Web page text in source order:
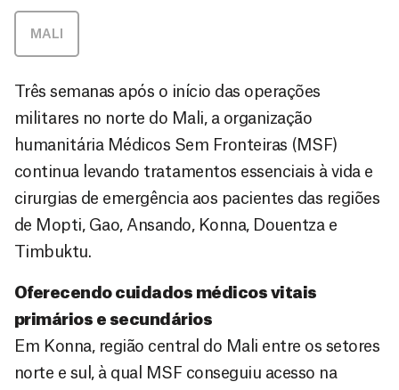
MALI
Três semanas após o início das operações
militares no norte do Mali, a organização
humanitária Médicos Sem Fronteiras (MSF)
continua levando tratamentos essenciais à vida e
cirurgias de emergência aos pacientes das regiões
de Mopti, Gao, Ansando, Konna, Douentza e
Timbuktu.
Oferecendo cuidados médicos vitais
primários e secundários
Em Konna, região central do Mali entre os setores
norte e sul, à qual MSF conseguiu acesso na